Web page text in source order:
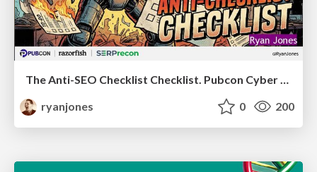
The Anti-SEO Checklist Checklist. Pubcon Cyber Week
ryanjones
0 200